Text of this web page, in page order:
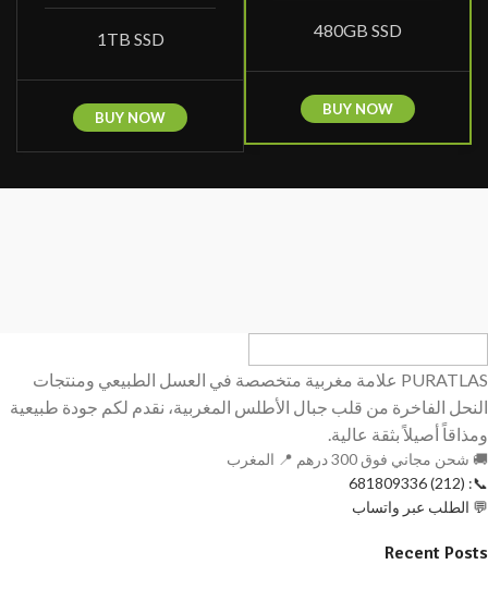
480GB SSD
BUY NOW
1TB SSD
BUY NOW
PURATLAS علامة مغربية متخصصة في العسل الطبيعي ومنتجات
النحل الفاخرة من قلب جبال الأطلس المغربية، نقدم لكم جودة طبيعية
ومذاقاً أصيلاً بثقة عالية.
🚚 شحن مجاني فوق 300 درهم 📍 المغرب
📞: (212) 681809336
💬 الطلب عبر واتساب
Recent Posts